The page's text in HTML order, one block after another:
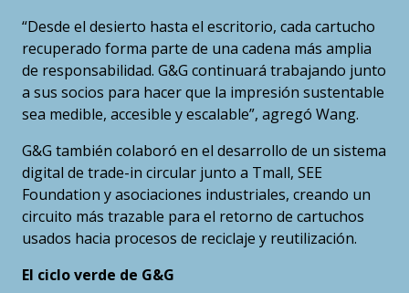
“Desde el desierto hasta el escritorio, cada cartucho
recuperado forma parte de una cadena más amplia
de responsabilidad. G&G continuará trabajando junto
a sus socios para hacer que la impresión sustentable
sea medible, accesible y escalable”, agregó Wang.
G&G también colaboró en el desarrollo de un sistema
digital de trade-in circular junto a Tmall, SEE
Foundation y asociaciones industriales, creando un
circuito más trazable para el retorno de cartuchos
usados hacia procesos de reciclaje y reutilización.
El ciclo verde de G&G